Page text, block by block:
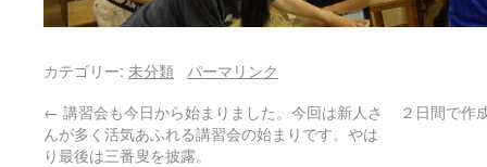
カテゴリー: 未分類
パーマリンク
← 講習会も今日から始まりました。今回は新人さ
んが多く活気あふれる講習会の始まりです。やは
り最後は三番叟を披露。
２日間で作